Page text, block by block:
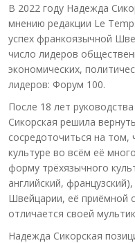
В 2022 году Надежда
мнению редакции Le
успех франкоязычной
число лидеров
экономических,
лидеров: Форум 100.
После 18 лет
Сикорская решила
сосредоточиться на том,
культуре во всём её
форму трёхязычного
английский,
Швейцарии, её приёмной
отличается своей
Надежда Сикорская